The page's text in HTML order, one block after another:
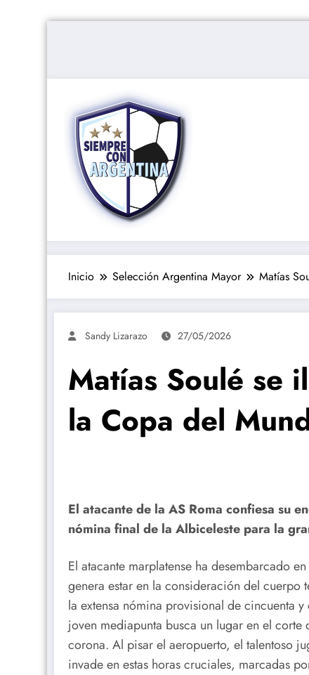
Inicio Selección Argentina Mayor Matías
Sandy Lizarazo 27/05/2026
Matías Soulé se
la Copa del
El atacante de la AS Roma confiesa su
nómina final de la Albiceleste para la
El atacante marplatense ha desembarcado
genera estar en la consideración del
la extensa nómina provisional de cincuenta
joven mediapunta busca un lugar en el
corona. Al pisar el aeropuerto, el talentoso
invade en estas horas cruciales, marcadas